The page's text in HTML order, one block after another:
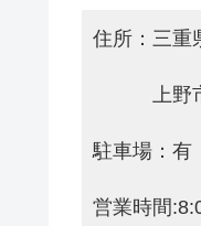
住所：三重
上野市
駐車場：有
営業時間